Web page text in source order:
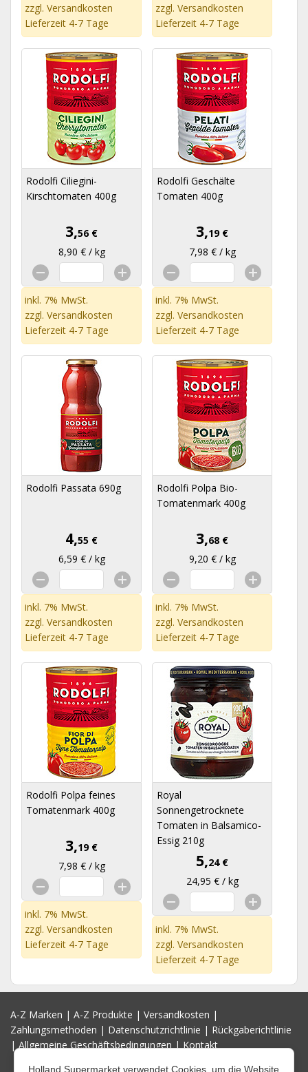
zzgl. Versandkosten
Lieferzeit 4-7 Tage
zzgl. Versandkosten
Lieferzeit 4-7 Tage
Rodolfi Ciliegini-
Kirschtomaten 400g
3,56 €
8,90 € / kg
inkl. 7% MwSt.
zzgl. Versandkosten
Lieferzeit 4-7 Tage
Rodolfi Geschälte
Tomaten 400g
3,19 €
7,98 € / kg
inkl. 7% MwSt.
zzgl. Versandkosten
Lieferzeit 4-7 Tage
Rodolfi Passata 690g
4,55 €
6,59 € / kg
inkl. 7% MwSt.
zzgl. Versandkosten
Lieferzeit 4-7 Tage
Rodolfi Polpa Bio-
Tomatenmark 400g
3,68 €
9,20 € / kg
inkl. 7% MwSt.
zzgl. Versandkosten
Lieferzeit 4-7 Tage
Rodolfi Polpa feines
Tomatenmark 400g
3,19 €
7,98 € / kg
inkl. 7% MwSt.
zzgl. Versandkosten
Lieferzeit 4-7 Tage
Royal
Sonnengetrocknete
Tomaten in Balsamico-
Essig 210g
5,24 €
24,95 € / kg
inkl. 7% MwSt.
zzgl. Versandkosten
Lieferzeit 4-7 Tage
A-Z Marken | A-Z Produkte | Versandkosten |
Zahlungsmethoden | Datenschutzrichtlinie | Rückgaberichtlinie
|Allgemeine Geschäftsbedingungen|Kontakt
Holland Supermarket verwendet Cookies, um die Website